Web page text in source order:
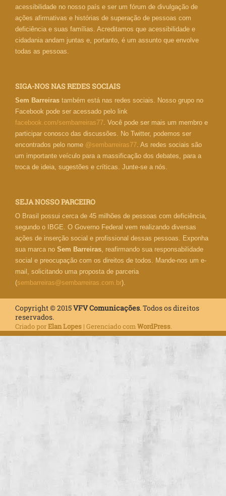
acessibilidade no nosso país e ser um fórum de divulgação de
ações afirmativas e histórias de superação de pessoas com
deficiência e suas famílias. Acreditamos que acessibilidade e
cidadania andam juntas e, portanto, é um assunto que envolve
todas as pessoas.
SIGA-NOS NAS REDES SOCIAIS
Sem Barreiras também está nas redes sociais. Nosso grupo no
Facebook pode ser acessado pelo link
facebook.com/sembarreiras77 . Você pode ser mais um membro e
participar conosco das discussões. No Twitter, podemos ser
encontrados pelo nome @sembarreiras77 . As redes sociais são
um importante veículo para a massificação dos debates, para a
troca de ideia, sugestões e críticas. Junte-se a nós.
SEJA NOSSO PARCEIRO
O Brasil possui cerca de 45 milhões de pessoas com deficiência,
segundo o IBGE. O Governo Federal vem realizando diversas
ações de inserção social e profissional dessas pessoas. Exponha
sua marca no Sem Barreiras , reafirmando sua responsabilidade
social e preocupação com os direitos de todos. Mande-nos um e-
mail, solicitando uma proposta de parceria
(sembarreiras@sembarreiras.com.br).
Copyright © 2015VFV Comunicações. Todos os direitos
reservados.
Criado porElan Lopes | Gerenciado comWordPress.